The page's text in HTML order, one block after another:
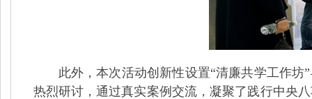
此外，本次活动创新性设置“清廉共学工作坊”
热烈研讨，通过真实案例交流，凝聚了践行中央